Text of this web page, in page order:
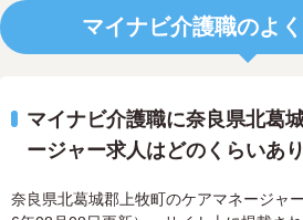
マイナビ介護職のよ
マイナビ介護職に奈良県北葛
ージャー求人はどのくらいあ
奈良県北葛城郡上牧町のケアマネージャ